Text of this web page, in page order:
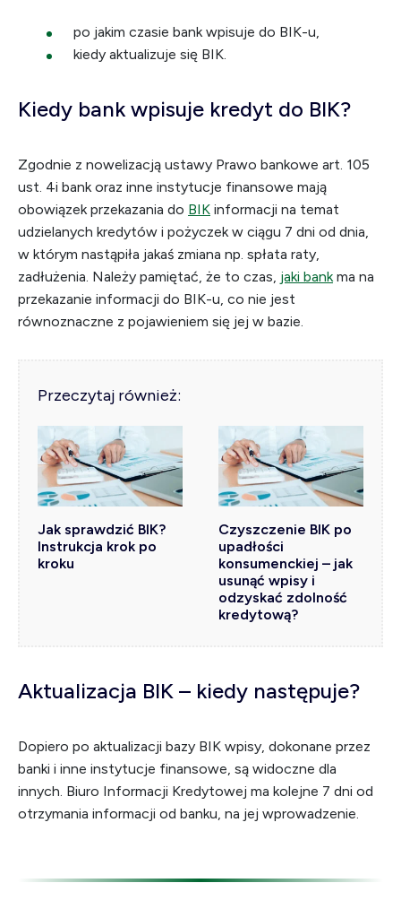
po jakim czasie bank wpisuje do BIK-u,
kiedy aktualizuje się BIK.
Kiedy bank wpisuje kredyt do BIK?
Zgodnie z nowelizacją ustawy Prawo bankowe art. 105
ust. 4i bank oraz inne instytucje finansowe mają
obowiązek przekazania do BIK informacji na temat
udzielanych kredytów i pożyczek w ciągu 7 dni od dnia,
w którym nastąpiła jakaś zmiana np. spłata raty,
zadłużenia. Należy pamiętać, że to czas, jaki bankma na
przekazanie informacji do BIK-u, co nie jest
równoznaczne z pojawieniem się jej w bazie.
Przeczytaj również:
Jak sprawdzić BIK?
Instrukcja krok po
kroku
Czyszczenie BIK po
upadłości
konsumenckiej – jak
usunąć wpisy i
odzyskać zdolność
kredytową?
Aktualizacja BIK – kiedy następuje?
Dopiero po aktualizacji bazy BIK wpisy, dokonane przez
banki i inne instytucje finansowe, są widoczne dla
innych. Biuro Informacji Kredytowej ma kolejne 7 dni od
otrzymania informacji od banku, na jej wprowadzenie.